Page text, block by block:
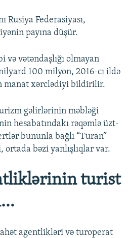
Rusiya Federasiyası,
payına düşür.
və vətəndaşlığı olmayan
100 milyon, 2016-cı ildə
manat xərclədiyi bildirilir.
gəlirlərinin məbləği
hesabatındakı rəqəmlə üzt-
bununla bağlı “Turan”
bəzi yanlışlıqlar var.
turist
agentlikləri və turoperat